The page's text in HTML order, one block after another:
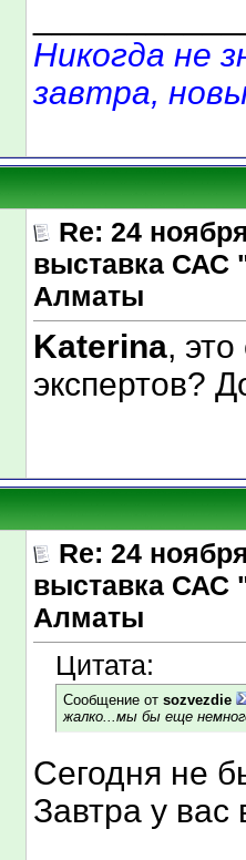
Никогда не
завтра,
Re: 24
выставка САС
Алматы
Katerina,
экспертов?
Re: 24
выставка САС
Алматы
Цитата:
Сообщение от sozvezdie
жалко...мы бы еще
Сегодня не
Завтра у